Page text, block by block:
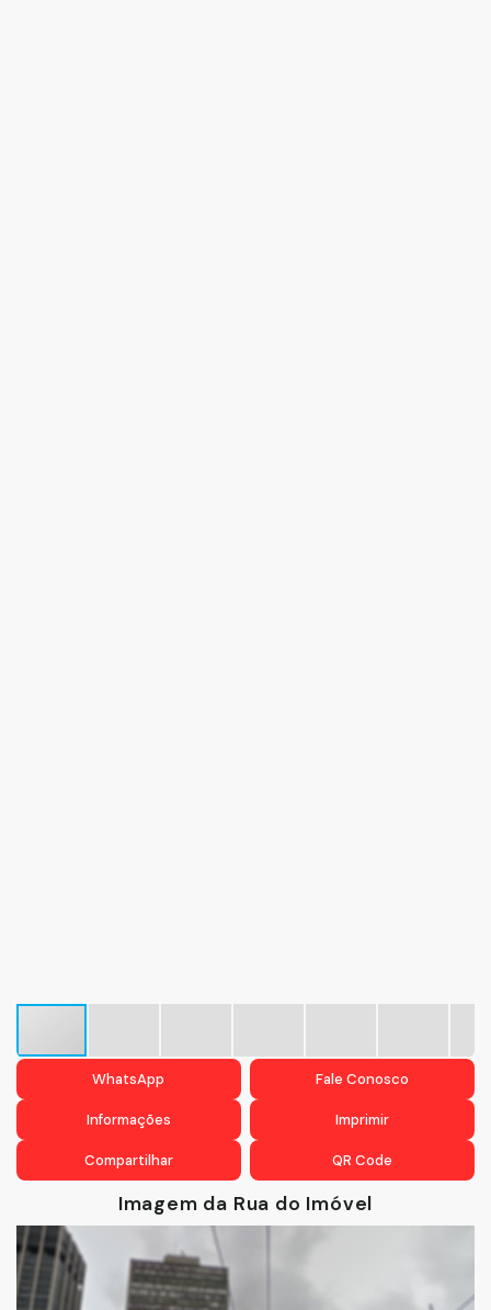
WhatsApp Fale Conosco
Informações Imprimir
Compartilhar QR Code
Imagem da Rua do Imóvel